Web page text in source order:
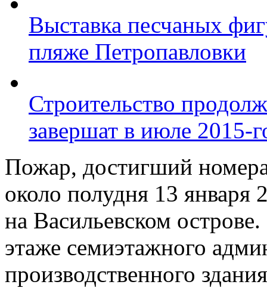
Выставка песчаных
пляже Петропавловки
Строительство
завершат в июле 2015-
Пожар, достигший
около полудня 13 января
на Васильевском
этаже семиэтажного
производственного